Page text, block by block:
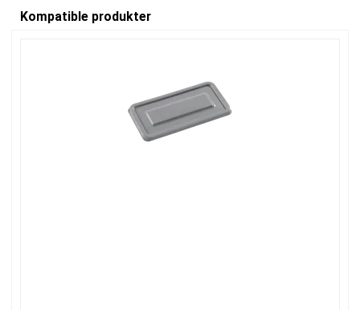
Kompatible produkter